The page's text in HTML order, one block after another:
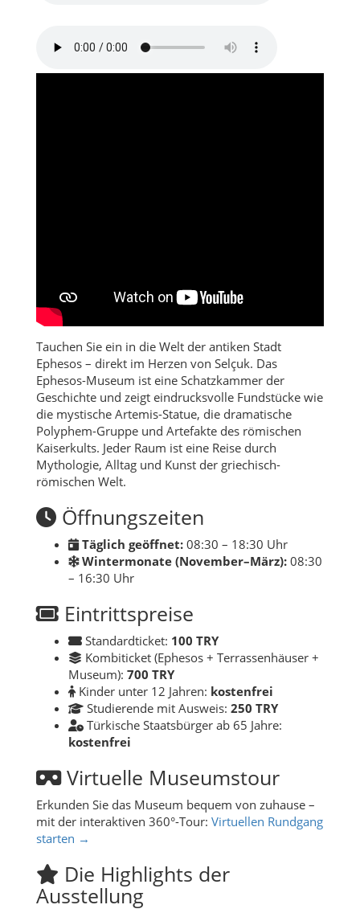
Tauchen Sie ein in die Welt der antiken Stadt
Ephesos – direkt im Herzen von Selçuk. Das
Ephesos-Museum ist eine Schatzkammer der
Geschichte und zeigt eindrucksvolle Fundstücke wie
die mystische Artemis-Statue, die dramatische
Polyphem-Gruppe und Artefakte des römischen
Kaiserkults. Jeder Raum ist eine Reise durch
Mythologie, Alltag und Kunst der griechisch-
römischen Welt.
Öffnungszeiten
Täglich geöffnet: 08:30 – 18:30 Uhr
Wintermonate (November–März): 08:30
– 16:30 Uhr
Eintrittspreise
Standardticket: 100 TRY
Kombiticket (Ephesos + Terrassenhäuser +
Museum): 700 TRY
Kinder unter 12 Jahren: kostenfrei
Studierende mit Ausweis: 250 TRY
Türkische Staatsbürger ab 65 Jahre:
kostenfrei
Virtuelle Museumstour
Erkunden Sie das Museum bequem von zuhause –
mit der interaktiven 360°-Tour: Virtuellen Rundgang
starten →
Die Highlights der
Ausstellung